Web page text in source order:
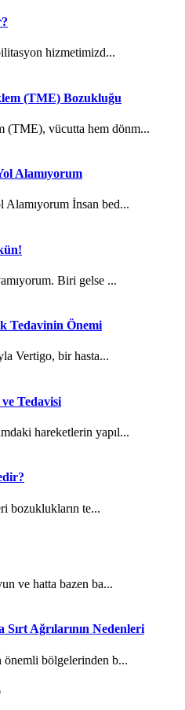
hizmetimizd...
(TME) Bozukluğu
(TME), vücutta hem dönm...
Alamıyorum
İnsan bed...
Biri gelse ...
Tedavinin Önemi
Vertigo, bir hasta...
Tedavisi
hareketlerin yapıl...
bozuklukların te...
ve hatta bazen ba...
Sırt Ağrılarının Nedenleri
önemli bölgelerinden b...